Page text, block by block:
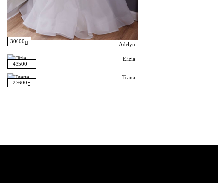
30000 Adelyn
43500
Elizia
27600
Teana